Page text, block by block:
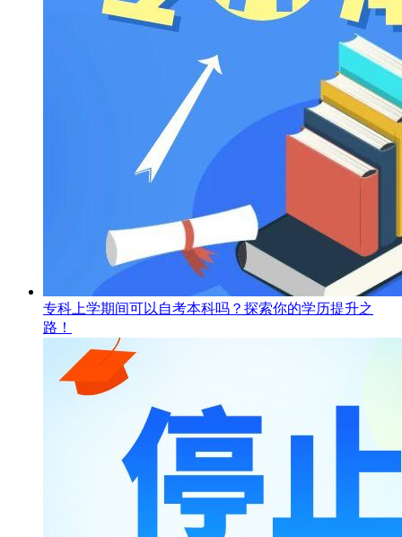
专科上学期间可以自考本科吗？探索你的学历提升之
路！